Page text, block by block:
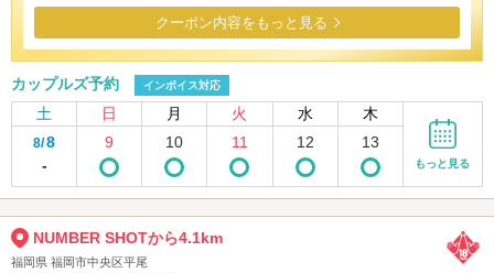
クーポン内容をもっと見る
カップルズ予約 インボイス対応
土 日 月 火 水 木
8/8
-
9 10 11 12 13
もっと見る
NUMBER SHOTから4.1km
福岡県 福岡市中央区平尾